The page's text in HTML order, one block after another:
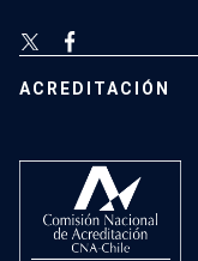
ACREDITACIÓN